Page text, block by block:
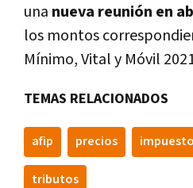
una nueva reunión en
los montos
Mínimo, Vital y Móvil
TEMAS RELACIONADOS
afip precios impuesto
tributos